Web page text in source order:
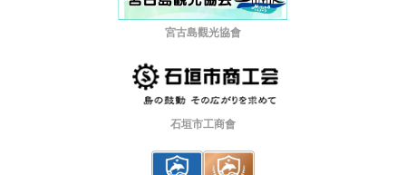
宮古島觀光協會
石垣市工商會